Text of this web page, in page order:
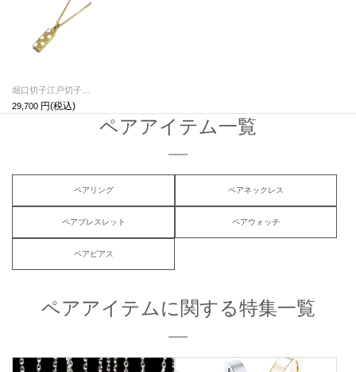
29,700
ペアアイテム一覧
ペアリング ペアネックレス
ペアブレスレット ペアウォッチ
ペアピアス
ペアアイテムに関する特集一覧